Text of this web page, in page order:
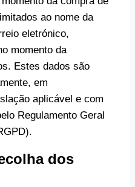
ao nome da
eletrónico,
momento da
Estes dados são
em
aplicável e com
Regulamento Geral
dos